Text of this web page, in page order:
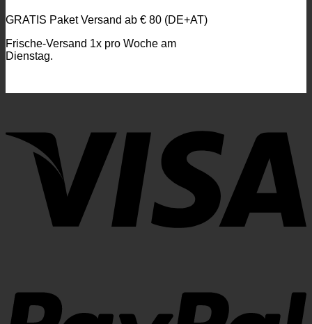
GRATIS Paket Versand ab € 80 (DE+AT)
Frische-Versand 1x pro Woche am
Dienstag.